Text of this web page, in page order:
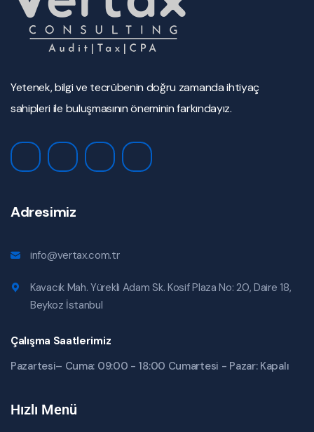
Yetenek, bilgi ve tecrübenin doğru zamanda ihtiyaç
sahipleri ile buluşmasının öneminin farkındayız.
Adresimiz
info@vertax.com.tr
Kavacık Mah. Yürekli Adam Sk. Kosif Plaza No: 20, Daire 18,
Beykoz İstanbul
Çalışma Saatlerimiz
Pazartesi– Cuma: 09:00 - 18:00 Cumartesi - Pazar: Kapalı
Hızlı Menü